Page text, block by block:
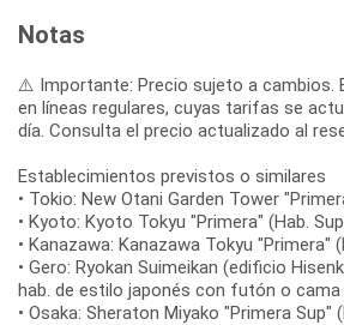
Notas
⚠️ Importante: Precio sujeto a cambios.
en líneas regulares, cuyas tarifas se
día. Consulta el precio actualizado al
Establecimientos previstos o similares
• Tokio: New Otani Garden Tower
• Kyoto: Kyoto Tokyu "Primera" (Hab.
• Kanazawa: Kanazawa Tokyu "Primera"
• Gero: Ryokan Suimeikan (edificio
hab. de estilo japonés con futón o
• Osaka: Sheraton Miyako "Primera Sup"